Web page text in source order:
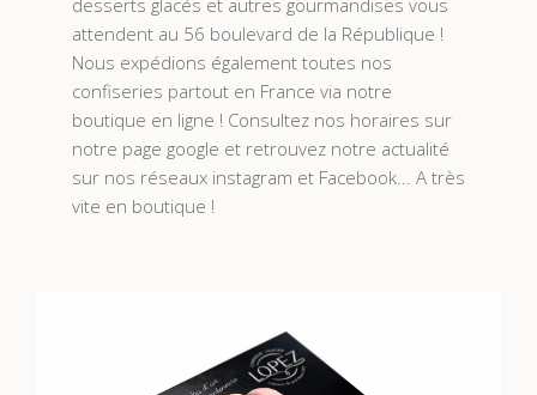
attendent au 56 boulevard de la République !
Nous expédions également toutes nos
confiseries partout en France via notre
boutique en ligne ! Consultez nos horaires sur
notre page google et retrouvez notre actualité
sur nos réseaux instagram et Facebook... A très
vite en boutique !